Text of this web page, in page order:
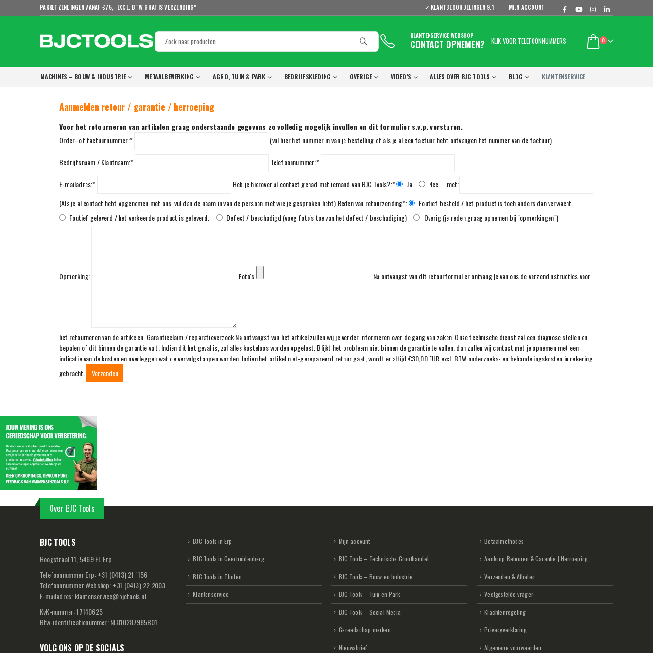
PAKKETZENDINGEN VANAF €75,- EXCL. BTW GRATIS VERZENDING* ✓ KLANTBEOORDELINGEN 9.1 MIJN ACCOUNT
KLANTENSERVICE WEBSHOP
CONTACT OPNEMEN? KLIK VOOR TELEFOONNUMMERS 0
MACHINES – BOUW & INDUSTRIE METAALBEWERKING AGRO, TUIN & PARK BEDRIJFSKLEDING OVERIGE VIDEO’S ALLES OVER BJC TOOLS BLOG KLANTENSERVICE
Aanmelden retour / garantie / herroeping
Voor het retourneren van artikelen graag onderstaande gegevens zo volledig mogelijk invullen en dit formulier s.v.p. versturen.
Order- of factuurnummer:*
(vul hier het nummer in van je bestelling of als je al een factuur hebt ontvangen het nummer van de factuur)
Bedrijfsnaam / Klantnaam:* Telefoonnummer:*
E-mailadres:* Heb je hierover al contact gehad met iemand van BJC Tools?:* Ja Nee
met:
(Als je al contact hebt opgenomen met ons, vul dan de naam in van de persoon met wie je gesproken hebt) Reden van retourzending*:
Foutief besteld / het product is toch anders dan verwacht.
Foutief geleverd / het verkeerde product is geleverd.
Defect / beschadigd (voeg foto's toe van het defect / beschadiging) Overig (je reden graag opnemen bij ''opmerkingen'')
Opmerking: Foto's Na ontvangst van dit retourformulier ontvang je van ons de verzendinstructies voor
het retourneren van de artikelen. Garantieclaim / reparatieverzoek Na ontvangst van het artikel zullen wij je verder informeren over de gang van zaken. Onze technische dienst zal een diagnose stellen en
bepalen of dit binnen de garantie valt. Indien dit het geval is, zal alles kosteloos worden opgelost. Blijkt het probleem niet binnen de garantie te vallen, dan zullen wij contact met je opnemen met een
indicatie van de kosten en overleggen wat de vervolgstappen worden. Indien het artikel niet-gerepareerd retour gaat, wordt er altijd €30,00 EUR excl. BTW onderzoeks- en behandelingskosten in rekening
gebracht.
Over BJC Tools
BJC TOOLS
Hoogstraat 11, 5469 EL Erp
Telefoonnummer Erp:+31 (0413) 21 1156
Telefoonnummer Webshop: +31 (0413) 22 2003
E-mailadres: klantenservice@bjctools.nl
KvK-nummer: 17140625
Btw-identificatienummer: NL810287985B01
VOLG ONS OP DE SOCIALS
BJC Tools in Erp
BJC Tools in Geertruidenberg
BJC Tools in Tholen
Klantenservice
Mijn account
BJC Tools – Technische Groothandel
BJC Tools – Bouw en Industrie
BJC Tools – Tuin en Park
BJC Tools – Social Media
Gereedschap merken
Nieuwsbrief
Betaalmethodes
Aankoop Retouren & Garantie | Herroeping
Verzenden & Afhalen
Veelgestelde vragen
Klachtenregeling
Privacyverklaring
Algemene voorwaarden